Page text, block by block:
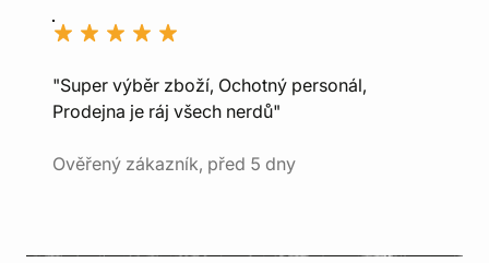
"Super výběr zboží, Ochotný personál,
Prodejna je ráj všech nerdů"
Ověřený zákazník, před 5 dny